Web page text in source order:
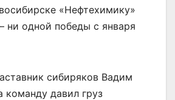
«Нефтехимику»
ни одной победы с января
сибиряков Вадим
команду давил груз